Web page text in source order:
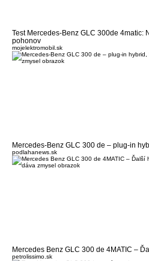
Test Mercedes-Benz GLC 300de 4matic:
pohonov
mojelektromobil.sk
Mercedes-Benz GLC 300 de – plug-in
podlahanews.sk
Mercedes Benz GLC 300 de 4MATIC –
petrolissimo.sk